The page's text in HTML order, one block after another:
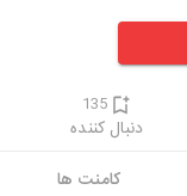
135
دنبال کننده
کامنت ها